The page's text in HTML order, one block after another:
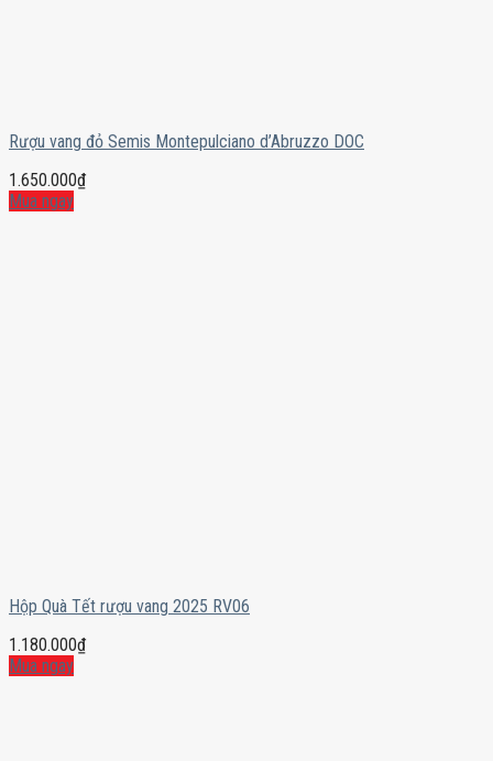
Rượu vang đỏ Semis Montepulciano d’Abruzzo DOC
1.650.000₫
Mua ngay
Hộp Quà Tết rượu vang 2025 RV06
1.180.000₫
Mua ngay